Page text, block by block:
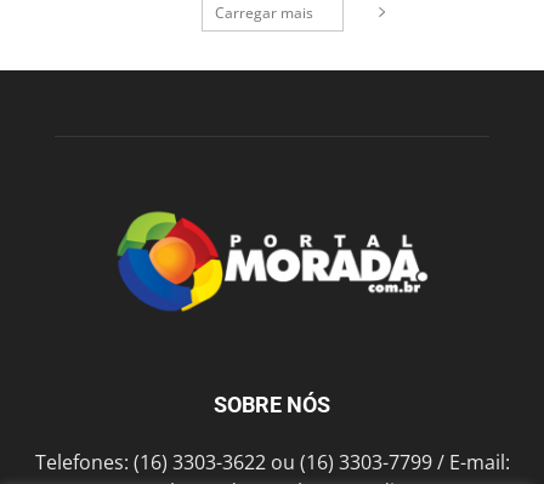
Carregar mais
SOBRE NÓS
Telefones: (16) 3303-3622 ou (16) 3303-7799 / E-mail: